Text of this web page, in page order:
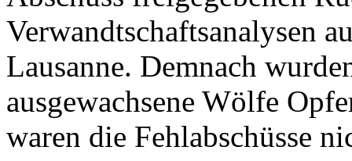
Verwandtschaftsanalysen
Lausanne. Demnach
ausgewachsene Wölfe
waren die Fehlabschüsse